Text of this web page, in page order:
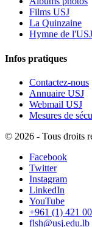
Films USJ
La Quinzaine
Hymne de l'USJ
Infos pratiques
Contactez-nous
Annuaire USJ
Webmail USJ
Mesures de
© 2026 - Tous droits
Facebook
Twitter
Instagram
LinkedIn
YouTube
+961 (1) 421
flsh@usj.edu.lb